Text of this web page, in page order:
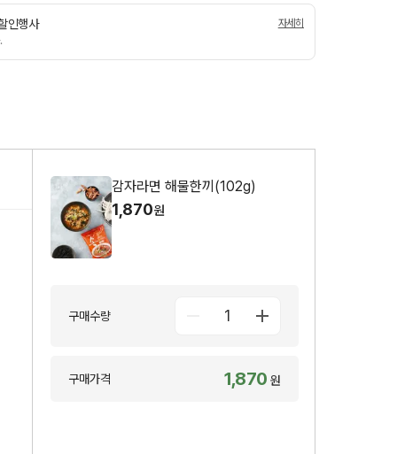
인행사 자세히
감자라면 해물한끼(102g)
1,870원
구매수량 1
구매가격 1,870 원